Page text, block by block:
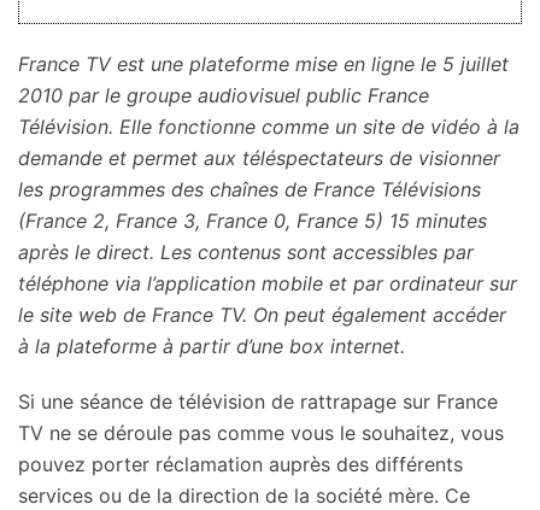
France TV est une plateforme mise en ligne le 5 juillet
2010 par le groupe audiovisuel public France
Télévision. Elle fonctionne comme un site de vidéo à la
demande et permet aux téléspectateurs de visionner
les programmes des chaînes de France Télévisions
(France 2, France 3, France 0, France 5) 15 minutes
après le direct. Les contenus sont accessibles par
téléphone via l’application mobile et par ordinateur sur
le site web de France TV. On peut également accéder
à la plateforme à partir d’une box internet.
Si une séance de télévision de rattrapage sur France
TV ne se déroule pas comme vous le souhaitez, vous
pouvez porter réclamation auprès des différents
services ou de la direction de la société mère. Ce